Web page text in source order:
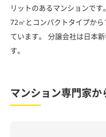
リットのあるマンションで
72㎡とコンパクトタイプか
ています。 分譲会社は日本
す。
マンション専門家